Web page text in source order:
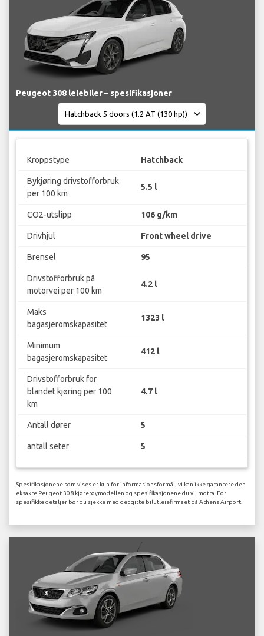
Peugeot 308 leiebiler – spesifikasjoner
Kroppstype Hatchback
Bykjøring drivstofforbruk
per 100 km
5.5 l
CO2-utslipp 106 g/km
Drivhjul Front wheel drive
Brensel 95
Drivstofforbruk på
motorvei per 100 km
4.2 l
Maks
bagasjeromskapasitet
1323 l
Minimum
bagasjeromskapasitet
412 l
Drivstofforbruk for
blandet kjøring per 100
km
4.7 l
Antall dører 5
antall seter 5
Spesifikasjonene som vises er kun for informasjonsformål, vi kan ikke garantere den
eksakte Peugeot 308 kjøretøymodellen og spesifikasjonene du vil motta. For
spesifikke detaljer bør du sjekke med det gitte bilutleiefirmaet på Athens Airport.